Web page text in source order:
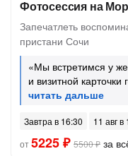
Фотосессия на
Запечатлеть
пристани Сочи
«Мы встретимся у
и визитной
Завтра в 16:30
11 авг в
от5225 ₽ 5500 ₽ за